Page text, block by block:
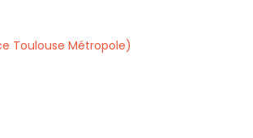
Toulouse Métropole)